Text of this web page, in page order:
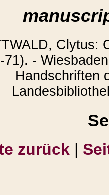
Clytus:
71). -
Handschriften
zurück |